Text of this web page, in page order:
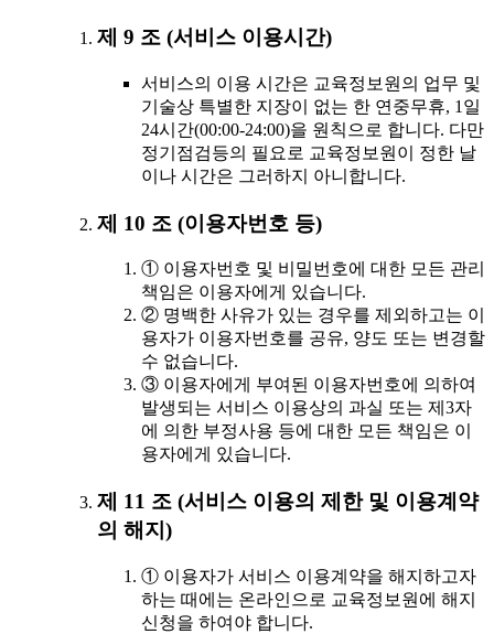
제 9 조 (서비스 이용시간)
서비스의 이용 시간은 교육정보원의 업무 및
기술상 특별한 지장이 없는 한 연중무휴, 1일
24시간(00:00-24:00)을 원칙으로 합니다. 다만
정기점검등의 필요로 교육정보원이 정한 날
이나 시간은 그러하지 아니합니다.
제 10 조 (이용자번호 등)
① 이용자번호 및 비밀번호에 대한 모든 관리
책임은 이용자에게 있습니다.
② 명백한 사유가 있는 경우를 제외하고는 이
용자가 이용자번호를 공유, 양도 또는 변경할
수 없습니다.
③ 이용자에게 부여된 이용자번호에 의하여
발생되는 서비스 이용상의 과실 또는 제3자
에 의한 부정사용 등에 대한 모든 책임은 이
용자에게 있습니다.
제 11 조 (서비스 이용의 제한 및 이용계약
의 해지)
① 이용자가 서비스 이용계약을 해지하고자
하는 때에는 온라인으로 교육정보원에 해지
신청을 하여야 합니다.